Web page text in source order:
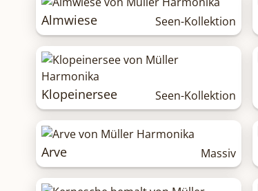
Almwiese Seen-Kollektion
Klopeinersee Seen-Kollektion
Arve Massiv